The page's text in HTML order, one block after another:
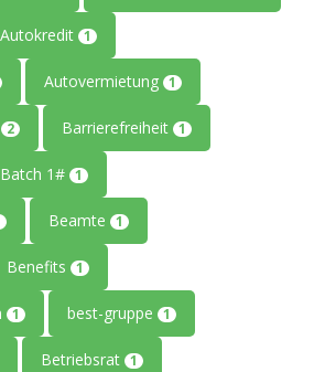
Autokredit 1
Autovermietung 1
2 Barrierefreiheit 1
Batch 1# 1
Beamte 1
Benefits 1
1 best-gruppe 1
Betriebsrat 1